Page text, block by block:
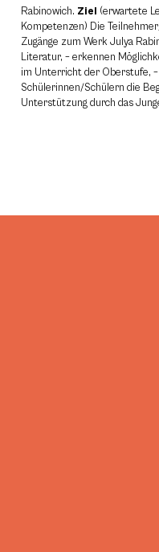
Rabinowich. Ziel (erwartete
Kompetenzen) Die
Zugänge zum Werk Julya
Literatur, – erkennen
im Unterricht der Oberstufe,
Schülerinnen/Schülern die
Unterstützung durch das